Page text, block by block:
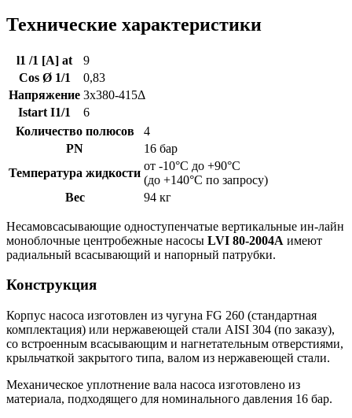
Технические характеристики
l1 /1 [A] at
9
Cos Ø 1/1
0,83
Напряжение 3x380-415Δ
Istart I1/1
6
Количество полюсов
4
PN
16 бар
Температура жидкости
от -10°C до +90°C
(до +140°C по запросу)
Вес
94 кг
Несамовсасывающие одноступенчатые вертикальные ин-лайн
моноблочные центробежные насосы LVI 80-2004A имеют
радиальный всасывающий и напорный патрубки.
Конструкция
Корпус насоса изготовлен из чугуна FG 260 (стандартная
комплектация) или нержавеющей стали AISI 304 (по заказу),
со встроенным всасывающим и нагнетательным отверстиями,
крыльчаткой закрытого типа, валом из нержавеющей стали.
Механическое уплотнение вала насоса изготовлено из
материала, подходящего для номинального давления 16 бар.